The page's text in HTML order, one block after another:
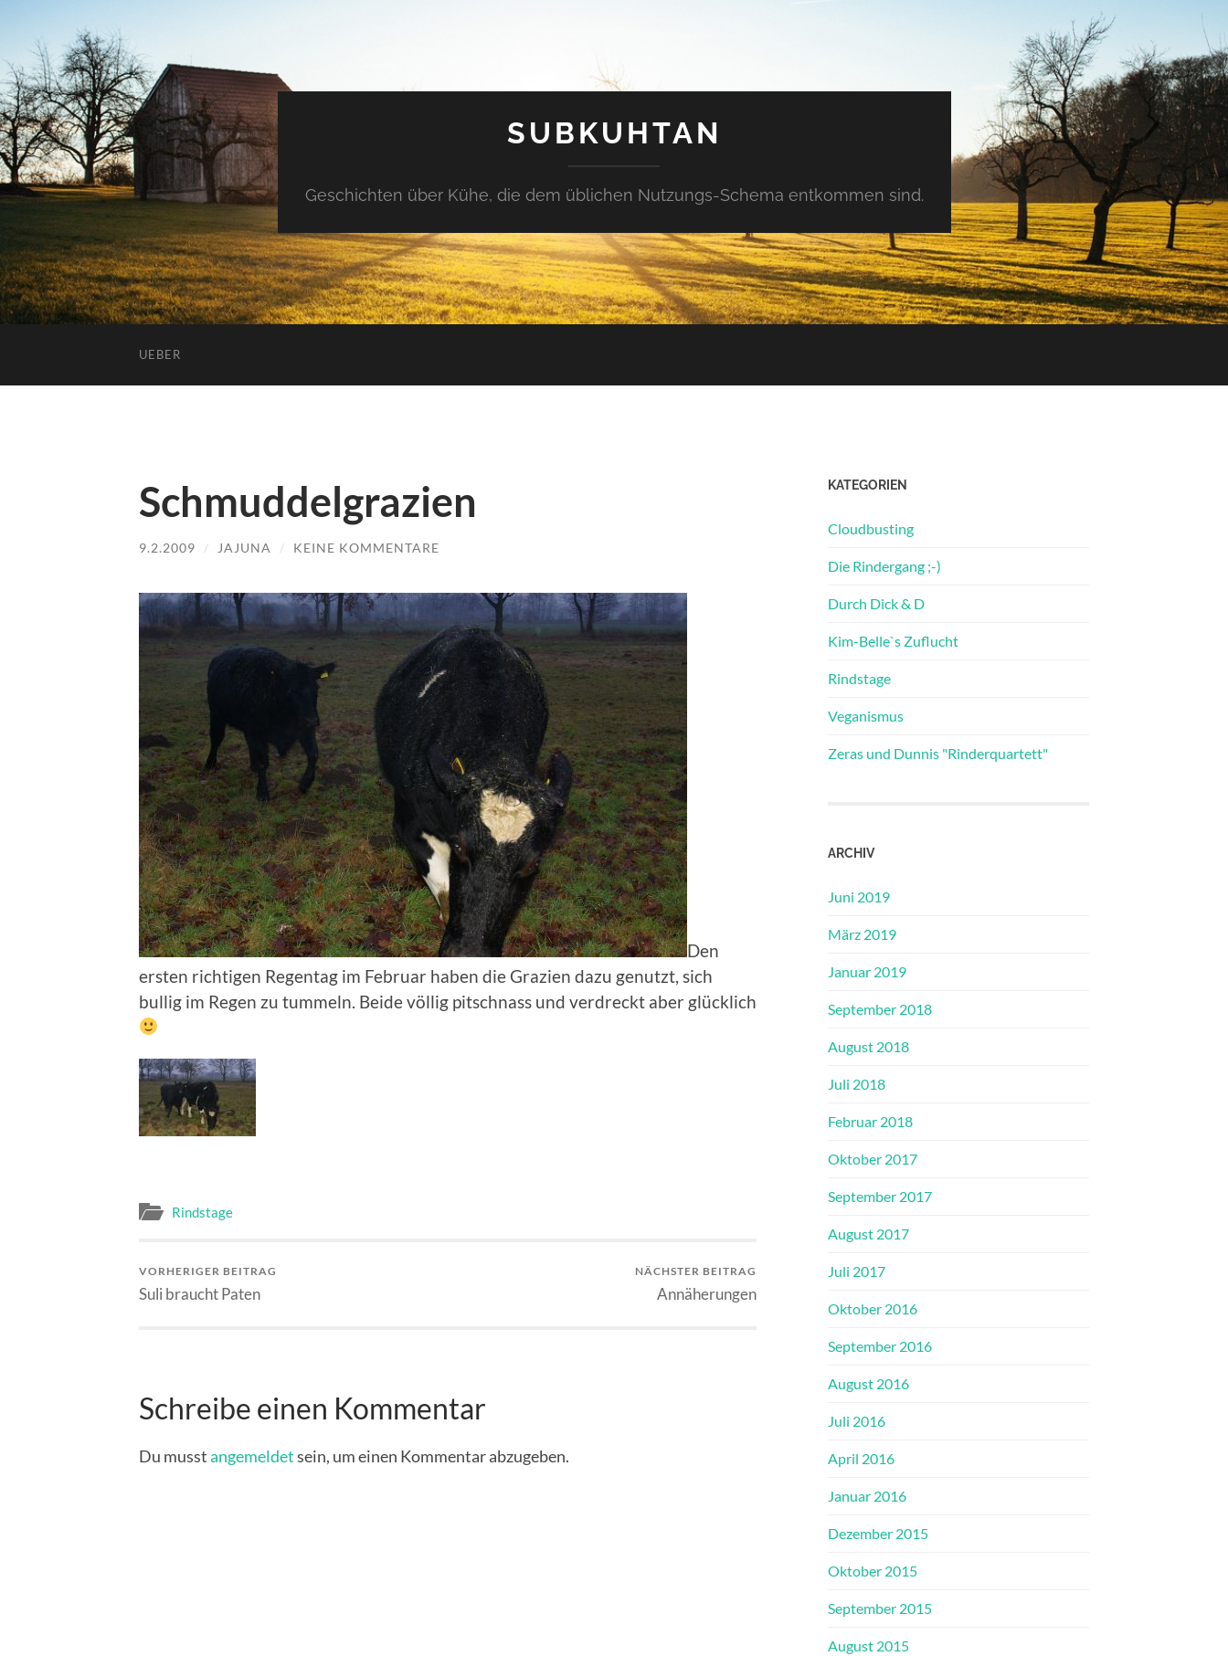
SUBKUHTAN
Geschichten über Kühe, die dem üblichen Nutzungs-Schema entkommen sind.
UEBER
Schmuddelgrazien
9.2.2009 / JAJUNA / KEINE KOMMENTARE
Den
ersten richtigen Regentag im Februar haben die Grazien dazu genutzt, sich
bullig im Regen zu tummeln. Beide völlig pitschnass und verdreckt aber glücklich
Rindstage
VORHERIGER BEITRAG
Suli braucht Paten
NÄCHSTER BEITRAG
Annäherungen
Schreibe einen Kommentar
Du musstangemeldetsein, um einen Kommentar abzugeben.
KATEGORIEN
Cloudbusting
Die Rindergang ;-)
Durch Dick & D
Kim-Belle`s Zuflucht
Rindstage
Veganismus
Zeras und Dunnis "Rinderquartett"
ARCHIV
Juni 2019
März 2019
Januar 2019
September 2018
August 2018
Juli 2018
Februar 2018
Oktober 2017
September 2017
August 2017
Juli 2017
Oktober 2016
September 2016
August 2016
Juli 2016
April 2016
Januar 2016
Dezember 2015
Oktober 2015
September 2015
August 2015